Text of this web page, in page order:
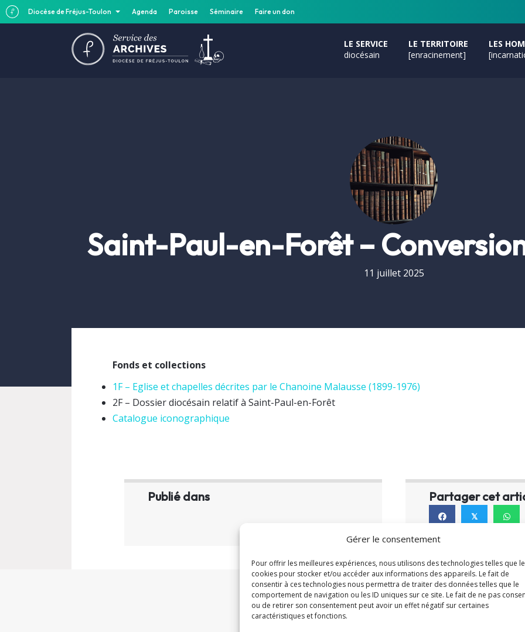
Diocèse de Fréjus-Toulon Agenda Paroisse Séminaire Faire un don
Gérer le consentement
Pour offrir les meilleures expériences, nous utilisons des technologies telles que
cookies pour stocker et/ou accéder aux informations des appareils. Le fait de
consentir à ces technologies nous permettra de traiter des données telles que le
comportement de navigation ou les ID uniques sur ce site. Le fait de ne pas
ou de retirer son consentement peut avoir un effet négatif sur certaines
caractéristiques et fonctions.
LE SERVICE
diocésain
LE TERRITOIRE
[enracinement]
LES
Saint-Paul-en-Forêt –
11 juillet 2025
Fonds et collections
1F – Eglise et chapelles décrites par le Chanoine Malausse (1899-1976)
2F – Dossier diocésain relatif à Saint-Paul-en-Forêt
Catalogue iconographique
Publié dans Partager cet
𝕏
À la une